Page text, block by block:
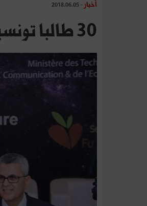
أخبار - 2018.06.05
30 طالبا تونسيا من مدارس المهندسين بمقر شركة "هواوي" بالصين (فيديو)